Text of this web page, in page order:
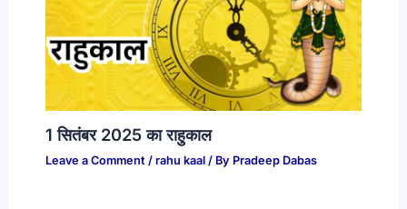
1 सितंबर 2025 का राहुकाल
Leave a Comment / rahu kaal/ By Pradeep Dabas